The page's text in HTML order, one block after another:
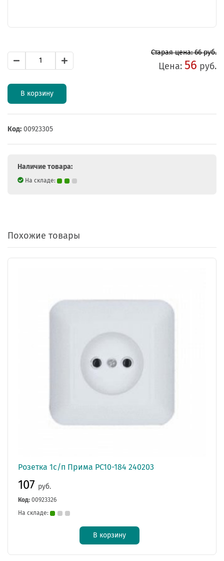
Старая цена: 66 руб.
Цена: 56 руб.
В корзину
Код: 00923305
Наличие товара:
На складе:
Похожие товары
Розетка 1с/п Прима РС10-184 240203
107 руб.
Код: 00923326
На складе:
В корзину